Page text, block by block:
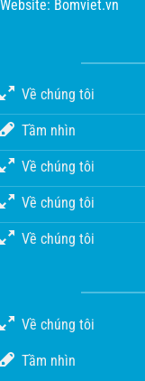
Website: Bomviet.vn
Về chúng tôi
Tầm nhìn
Về chúng tôi
Về chúng tôi
Về chúng tôi
Về chúng tôi
Tầm nhìn